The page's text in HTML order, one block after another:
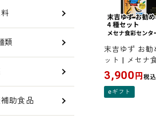
末吉ゆず お勧
ット | メセナ
3,900 円 税込
eギフト
類
助食品